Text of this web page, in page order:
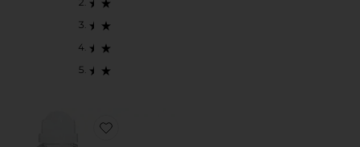
Favorite SÉRUM ELIMINADOR DE PELOS